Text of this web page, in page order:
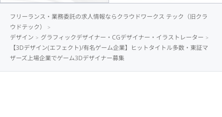
フリーランス・業務委託の求人情報ならクラウドワークス テック（旧クラ
ウドテック）
デザイン
グラフィックデザイナー・CGデザイナー・イラストレーター
【3Dデザイン(エフェクト)/有名ゲーム企業】ヒットタイトル多数・東証マ
ザーズ上場企業でゲーム3Dデザイナー募集